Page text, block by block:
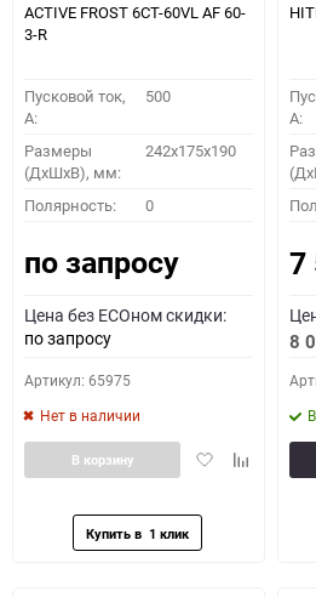
Как определить
0 - обратная 1 - прямая 3 -
ACTIVE FROST 6СТ-60VL АF 60-
3-R
Пусковой ток,
A:
500
Размеры
(ДхШхВ), мм:
242x175x190
Полярность: 0
по запросу
Цена без ECOном скидки:
по запросу
Артикул: 65975
Нет в наличии
ДобавитьДобавить
В корзину
A:
7
8